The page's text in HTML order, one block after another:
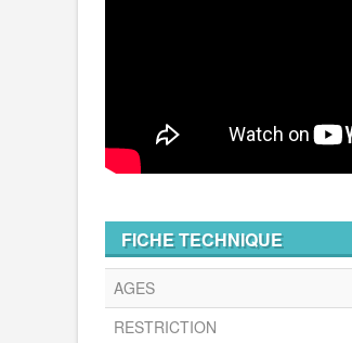
FICHE TECHNIQUE
AGES
RESTRICTION